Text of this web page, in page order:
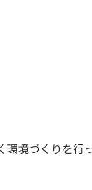
環境づくりを行